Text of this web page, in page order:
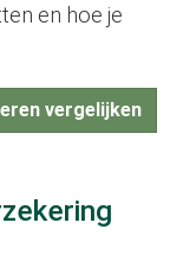
en hoe je
vergelijken